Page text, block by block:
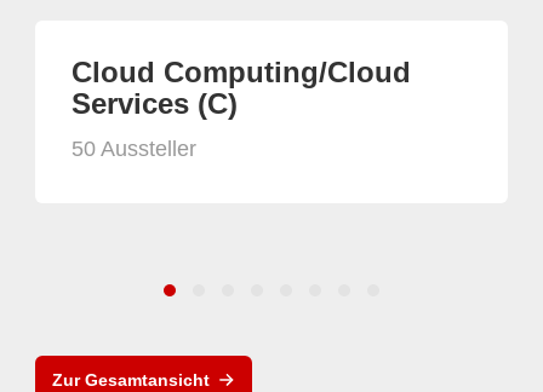
Cloud Computing/Cloud
Services (C)
50 Aussteller
Zur Gesamtansicht